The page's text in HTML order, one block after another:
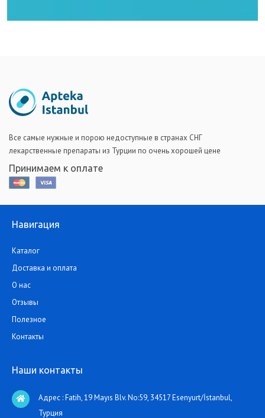
Все самые нужные и порою недоступные в странах СНГ
лекарственные препараты из Турции по очень хорошей цене
Принимаем к оплате
Навигация
Каталог
Доставка и оплата
О нас
Отзывы
Полезное
Контакты
Наши контакты
Адрес : Fatih, 19 Mayıs Blv. No:59, 34517 Esenyurt/İstanbul,
Турция